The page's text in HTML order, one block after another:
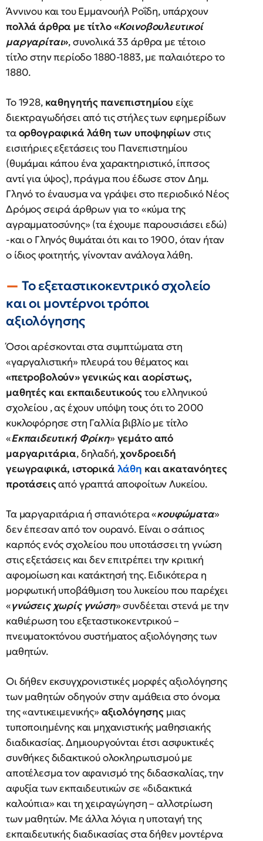
Άννινου και του Εμμανουήλ Ροΐδη, υπάρχουν
πολλά άρθρα με τίτλο «Κοινοβουλευτικοί
μαργαρίται», συνολικά 33 άρθρα με τέτοιο
τίτλο στην περίοδο 1880-1883, με παλαιότερο το
1880.
Το 1928, καθηγητής πανεπιστημίου είχε
διεκτραγωδήσει από τις στήλες των εφημερίδων
ταορθογραφικά λάθη των υποψηφίων στις
εισιτήριες εξετάσεις του Πανεπιστημίου
(θυμάμαι κάπου ένα χαρακτηριστικό, ίππσος
αντί για ύψος), πράγμα που έδωσε στον Δημ.
Γληνό το έναυσμα να γράψει στο περιοδικό Νέος
Δρόμος σειρά άρθρων για το «κύμα της
αγραμματοσύνης» (τα έχουμε παρουσιάσει εδώ)
-και ο Γληνός θυμάται ότι και το 1900, όταν ήταν
ο ίδιος φοιτητής, γίνονταν ανάλογα λάθη.
Το εξεταστικοκεντρικό σχολείο
και οι μοντέρνοι τρόποι
αξιολόγησης
Όσοι αρέσκονται στα συμπτώματα στη
«γαργαλιστική» πλευρά του θέματος και
«πετροβολούν» γενικώς και αορίστως,
μαθητές και εκπαιδευτικούςτου ελληνικού
σχολείου , ας έχουν υπόψη τους ότι το 2000
κυκλοφόρησε στη Γαλλία βιβλίο με τίτλο
«Εκπαιδευτική Φρίκη» γεμάτο από
μαργαριτάρια, δηλαδή,χονδροειδή
γεωγραφικά, ιστορικά λάθη και ακατανόητες
προτάσειςαπό γραπτά αποφοίτων Λυκείου.
Τα μαργαριτάρια ή σπανιότερα «κουφώματα»
δεν έπεσαν από τον ουρανό. Είναι ο σάπιος
καρπός ενός σχολείου που υποτάσσει τη γνώση
στις εξετάσεις και δεν επιτρέπει την κριτική
αφομοίωση και κατάκτησή της. Ειδικότερα η
μορφωτική υποβάθμιση του λυκείου που παρέχει
«γνώσεις χωρίς γνώση» συνδέεται στενά με την
καθιέρωση του εξεταστικοκεντρικού –
πνευματοκτόνου συστήματος αξιολόγησης των
μαθητών.
Οι δήθεν εκσυγχρονιστικές μορφές αξιολόγησης
των μαθητών οδηγούν στην αμάθεια στο όνομα
της «αντικειμενικής» αξιολόγησηςμιας
τυποποιημένης και μηχανιστικής μαθησιακής
διαδικασίας. Δημιουργούνται έτσι ασφυκτικές
συνθήκες διδακτικού ολοκληρωτισμού με
αποτέλεσμα τον αφανισμό της διδασκαλίας, την
αφυξία των εκπαιδευτικών σε «διδακτικά
καλούπια» και τη χειραγώγηση – αλλοτρίωση
των μαθητών. Με άλλα λόγια η υποταγή της
εκπαιδευτικής διαδικασίας στα δήθεν μοντέρνα